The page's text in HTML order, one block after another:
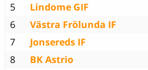
5
Lindome GIF
6
Västra Frölunda IF
7
Jonsereds IF
8
BK Astrio